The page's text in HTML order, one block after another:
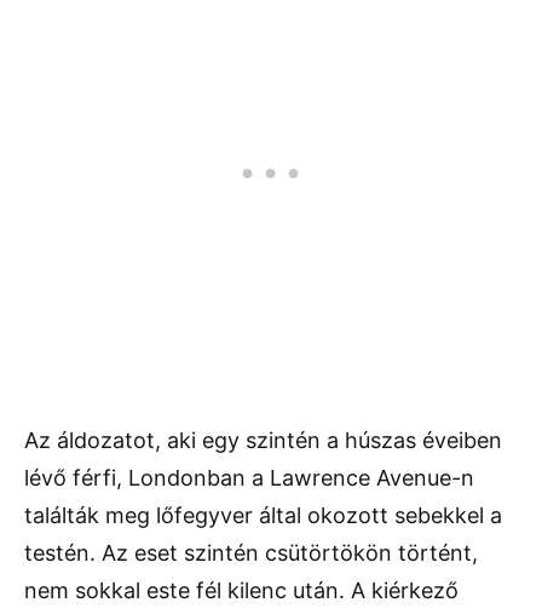
Az áldozatot, aki egy szintén a húszas éveiben
lévő férfi, Londonban a Lawrence Avenue-n
találták meg lőfegyver által okozott sebekkel a
testén. Az eset szintén csütörtökön történt,
nem sokkal este fél kilenc után. A kiérkező